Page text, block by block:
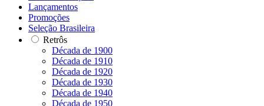
Lançamentos
Promoções
Seleção Brasileira
Retrôs
Década de 1900
Década de 1910
Década de 1920
Década de 1930
Década de 1940
Década de 1950